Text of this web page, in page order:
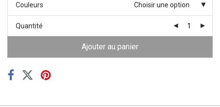
Couleurs Choisir une option
Quantité
Ajouter au panier